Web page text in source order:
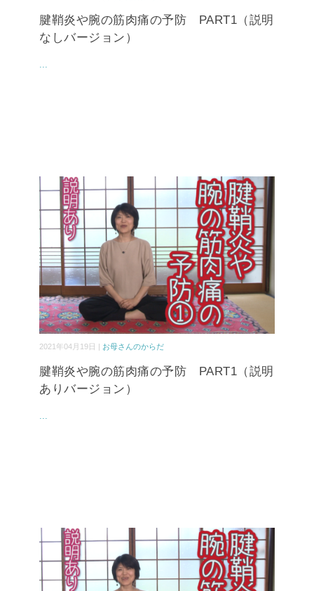
腱鞘炎や腕の筋肉痛の予防 PART1（説明
なしバージョン）
2021年04月19日 | お母さんのからだ
腱鞘炎や腕の筋肉痛の予防 PART1（説明
ありバージョン）